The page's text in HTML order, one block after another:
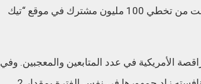
وكانت هذه الصبية، أول شخصية مشهورة على الإنترنت تمكنت من تخطي 100 مليون مشترك في موقع “تيك
الأمريكية في عدد المتابعين والمعجبين. وفي